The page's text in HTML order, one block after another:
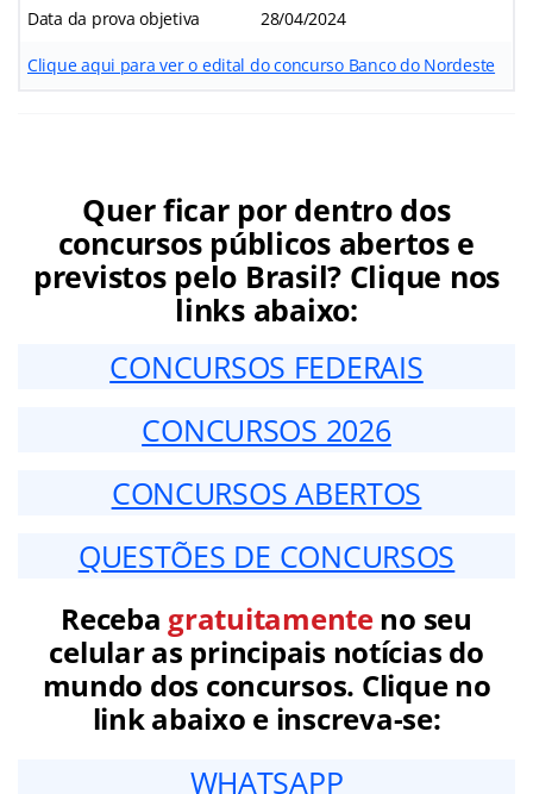
Data da prova objetiva 28/04/2024
Clique aqui para ver o edital do concurso Banco do Nordeste
Quer ficar por dentro dos
concursos públicos abertos e
previstos pelo Brasil? Clique nos
links abaixo:
CONCURSOS FEDERAIS
CONCURSOS 2026
CONCURSOS ABERTOS
QUESTÕES DE CONCURSOS
Receba gratuitamenteno seu
celular as principais notícias do
mundo dos concursos. Clique no
link abaixo e inscreva-se:
WHATSAPP